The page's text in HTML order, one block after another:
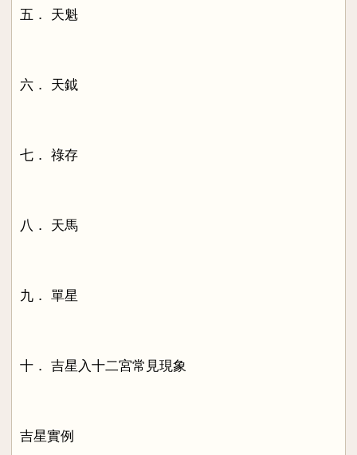
五． 天魁
六． 天鉞
七． 祿存
八． 天馬
九． 單星
十． 吉星入十二宮常見現象
吉星實例